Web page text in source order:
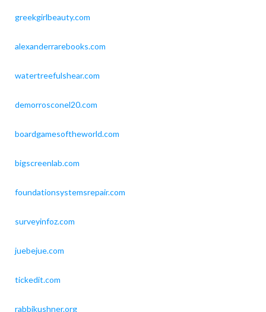
greekgirlbeauty.com
alexanderrarebooks.com
watertreefulshear.com
demorrosconel20.com
boardgamesoftheworld.com
bigscreenlab.com
foundationsystemsrepair.com
surveyinfoz.com
juebejue.com
tickedit.com
rabbikushner.org